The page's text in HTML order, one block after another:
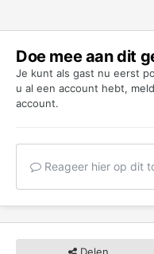
Doe mee aan dit
Je kunt als gast nu eerst
u al een account hebt,
account.
Reageer hier op dit